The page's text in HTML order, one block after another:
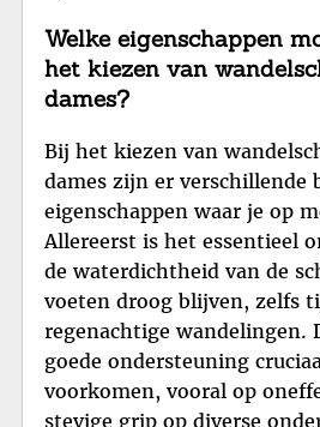
Welke eigenschappen
het kiezen van
dames?
Bij het kiezen van
dames zijn er verschillende
eigenschappen waar je op
Allereerst is het essentieel
de waterdichtheid van de
voeten droog blijven, zelfs
regenachtige wandelingen.
goede ondersteuning
voorkomen, vooral op
stevige grip op diverse